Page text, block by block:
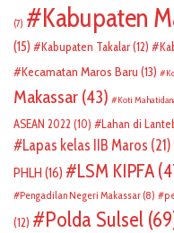
(7) Kabupaten
(15)
Kabupaten Takalar(12)
Kecamatan Maros Baru (13)
Makassar (43) Koti
ASEAN 2022 (10) Lahan di
Lapas kelas IIB Maros (21)
PHLH (16) LSM KIPFA
Pengadilan Negeri Makassar (8)
(12)
Polda Sulsel